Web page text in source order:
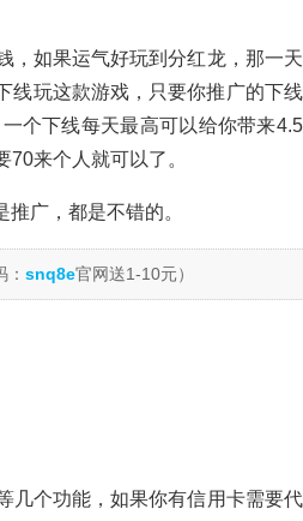
，如果运气好玩到分红龙，那一
线玩这款游戏，只要你推广的下
个下线每天最高可以给你带来
来个人就可以了。
广，都是不错的。
snq8e官网送1-10元）
几个功能，如果你有信用卡需要